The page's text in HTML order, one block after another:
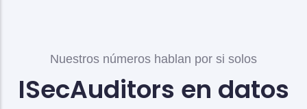
Nuestros números hablan por si solos
ISecAuditors en datos